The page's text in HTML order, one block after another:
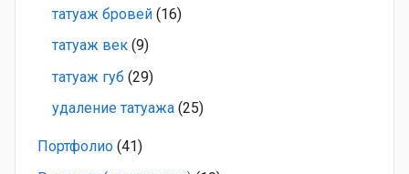
татуаж бровей (16)
татуаж век (9)
татуаж губ (29)
удаление татуажа (25)
Портфолио (41)